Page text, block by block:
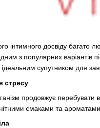
інтимного досвіду
з популярних варіантів
ідеальним супутником для
стресу
продовжує
смаками та